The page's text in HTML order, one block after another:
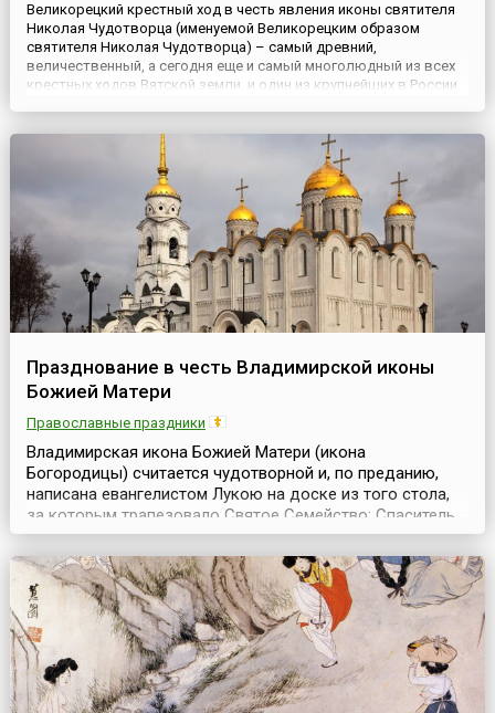
Великорецкий крестный ход в честь явления иконы святителя
Николая Чудотворца (именуемой Великорецким образом
святителя Николая Чудотворца) – самый древний,
величественный, а сегодня еще и самый многолюдный из всех
крестных ходов Вятской земли, и один из крупнейших в России.
Изначально ход начина...
Празднование в честь Владимирской иконы
Божией Матери
Православные праздники
Владимирская икона Божией Матери (икона
Богородицы) считается чудотворной и, по преданию,
написана евангелистом Лукою на доске из того стола,
за которым трапезовало Святое Семейство: Спаситель,
Богородица и праведный Иосиф Обручник. Божия
Матерь, увидев этот образ, произнесла: «Отныне
ублажат Меня все роды. Благодать Рождавшегося от
Меня и Моя с этой иконой да будет».В Россию икона
была завезе...